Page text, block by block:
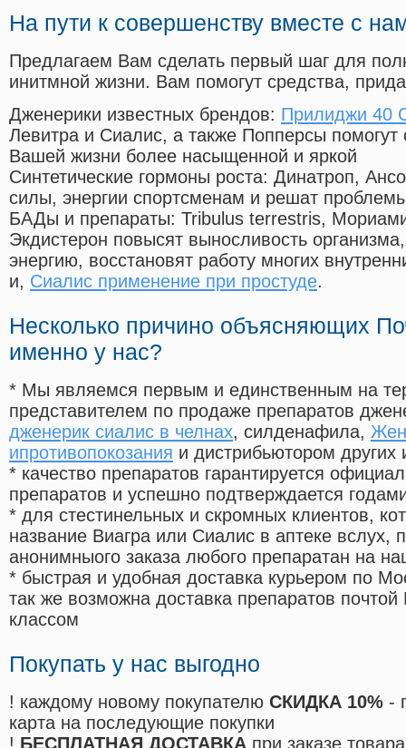
На пути к совершенству вместе с
Предлагаем Вам сделать первый шаг для
инитмной жизни. Вам помогут средства,
Дженерики известных брендов: Прилиджи 40
Левитра и Сиалис, а также Попперсы помогут
Вашей жизни более насыщенной и яркой
Синтетические гормоны роста: Динатроп,
силы, энергии спортсменам и решат
БАДы и препараты: Tribulus terrestris,
Экдистерон повысят выносливость
энергию, восстановят работу многих
и, Сиалис применение при простуде.
Несколько причино объясняющих
именно у нас?
* Мы являемся первым и единственным на
представителем по продаже препаратов
дженерик сиалис в челнах, силденафила,
ипротивопокозания и дистрибьютором других
* качество препаратов гарантируется
препаратов и успешно подтверждается
* для стестинельных и скромных клиентов,
название Виагра или Сиалис в аптеке вслух,
анонимныого заказа любого препаратан на
* быстрая и удобная доставка курьером по
так же возможна доставка препаратов
классом
Покупать у нас выгодно
! каждому новому покупателю СКИДКА 10% -
карта на последующие покупки
! БЕСПЛАТНАЯ ДОСТАВКА при заказе